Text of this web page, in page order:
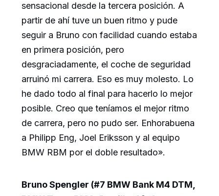
sensacional desde la tercera posición. A
partir de ahí tuve un buen ritmo y pude
seguir a Bruno con facilidad cuando estaba
en primera posición, pero
desgraciadamente, el coche de seguridad
arruinó mi carrera. Eso es muy molesto. Lo
he dado todo al final para hacerlo lo mejor
posible. Creo que teníamos el mejor ritmo
de carrera, pero no pudo ser. Enhorabuena
a Philipp Eng, Joel Eriksson y al equipo
BMW RBM por el doble resultado».
Bruno Spengler (#7 BMW Bank M4 DTM,